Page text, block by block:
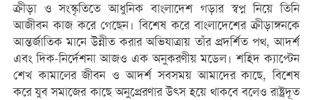
ক্রীড়া ও সংস্কৃতিতে আধুনিক বাংলাদেশ গড়ার স্বপ্ন নিয়ে তিনি
আজীবন কাজ করে গেছেন। বিশেষ করে বাংলাদেশের ক্রীড়াঙ্গনকে
আন্তর্জাতিক মানে উন্নীত করার অভিযাত্রায় তাঁর প্রদর্শিত পথ, আদর্শ
এবং দিক-নির্দেশনা আজও এক অনুকরণীয় মডেল। শহিদ ক্যাপ্টেন
শেখ কামালের জীবন ও আদর্শ সবসময় আমাদের কাছে, বিশেষ
করে যুব সমাজের কাছে অনুপ্রেরণার উৎস হয়ে থাকবে বলেও রাষ্ট্রদূত